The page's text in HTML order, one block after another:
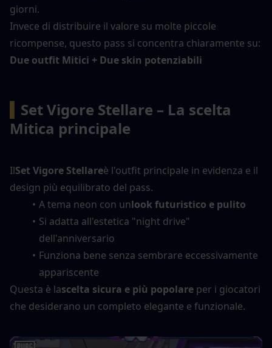
giorni.
Invece di distribuire il valore su molte piccole
ricompense, questo pass si concentra chiaramente su:
Due outfit Mitici + Due skin potenziabili
Set Vigore Stellare – La scelta
Mitica principale
IlSet Vigore Stellareè l'outfit principale in evidenza e il
design più equilibrato del pass.
A tema neon con unlook futuristico e pulito
Si adatta all'estetica "night drive"
dell'anniversario
Funziona bene senza sembrare eccessivamente
appariscente
Questa è lascelta sicura e più popolare per i giocatori
che desiderano un completo elegante e funzionale.